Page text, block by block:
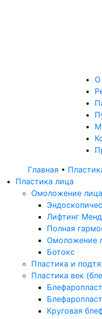
О
Главная •
Пластика лица
Омоложение лица
Лифтинг
Полная
Омоложение
Ботокс
Пластика и
Пластика век
Круговая